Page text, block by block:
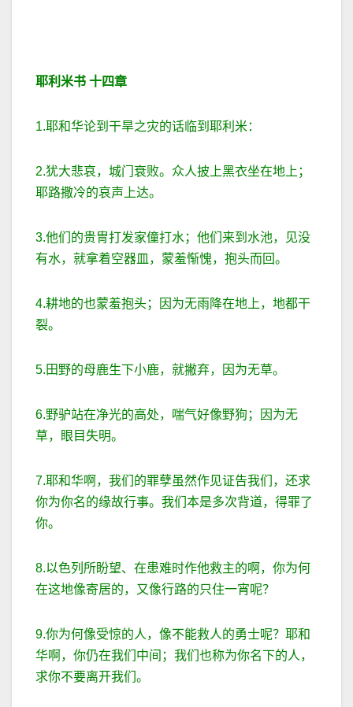
耶利米书 十四章
1.耶和华论到干旱之灾的话临到耶利米：
2.犹大悲哀，城门衰败。众人披上黑衣坐在地上；
耶路撒冷的哀声上达。
3.他们的贵冑打发家僮打水；他们来到水池，见没
有水，就拿着空器皿，蒙羞惭愧，抱头而回。
4.耕地的也蒙羞抱头；因为无雨降在地上，地都干
裂。
5.田野的母鹿生下小鹿，就撇弃，因为无草。
6.野驴站在净光的高处，喘气好像野狗；因为无
草，眼目失明。
7.耶和华啊，我们的罪孽虽然作见证告我们，还求
你为你名的缘故行事。我们本是多次背道，得罪了
你。
8.以色列所盼望、在患难时作他救主的啊，你为何
在这地像寄居的，又像行路的只住一宵呢？
9.你为何像受惊的人，像不能救人的勇士呢？耶和
华啊，你仍在我们中间；我们也称为你名下的人，
求你不要离开我们。